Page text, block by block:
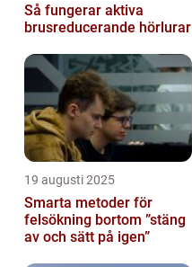
Så fungerar aktiva
brusreducerande hörlurar
19 augusti 2025
Smarta metoder för
felsökning bortom ”stäng
av och sätt på igen”